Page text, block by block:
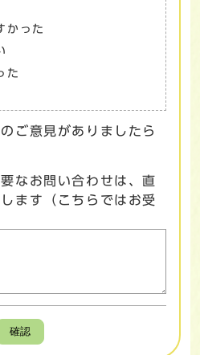
かった
た
ご意見がありましたら
なお問い合わせは、直
ます（こちらではお受
確認